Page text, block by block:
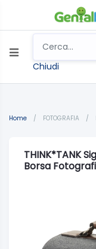
Chiudi
Home / FOTOGRAFIA /
THINK*TANK
Borsa